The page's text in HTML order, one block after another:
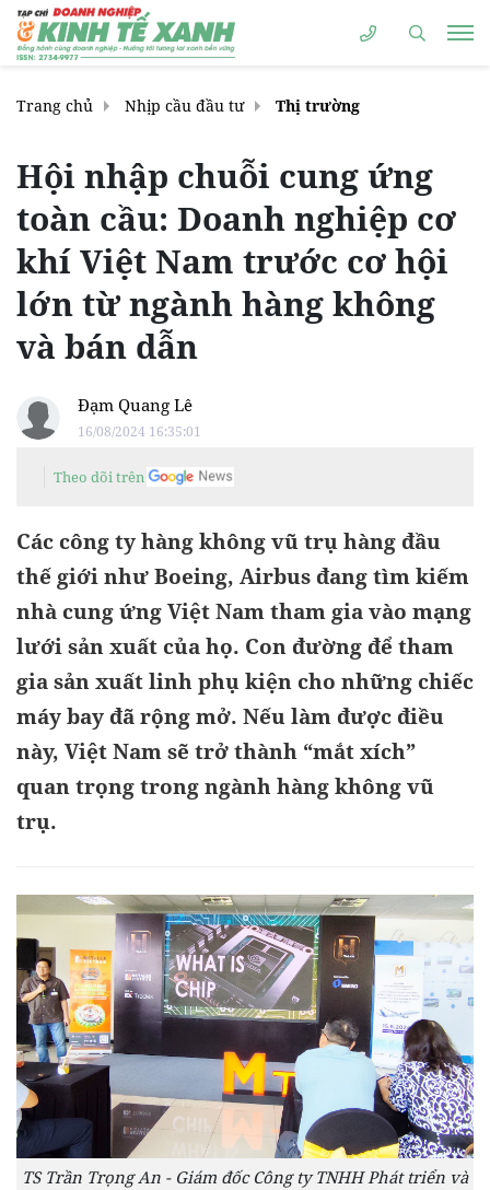
Trang chủ Nhịp cầu đầu tư Thị trường
Hội nhập chuỗi cung ứng
toàn cầu: Doanh nghiệp cơ
khí Việt Nam trước cơ hội
lớn từ ngành hàng không
và bán dẫn
Đạm Quang Lê
16/08/2024 16:35:01
Theo dõi trên
Các công ty hàng không vũ trụ hàng đầu
thế giới như Boeing, Airbus đang tìm kiếm
nhà cung ứng Việt Nam tham gia vào mạng
lưới sản xuất của họ. Con đường để tham
gia sản xuất linh phụ kiện cho những chiếc
máy bay đã rộng mở. Nếu làm được điều
này, Việt Nam sẽ trở thành “mắt xích”
quan trọng trong ngành hàng không vũ
trụ.
TS Trần Trọng An - Giám đốc Công ty TNHH Phát triển và